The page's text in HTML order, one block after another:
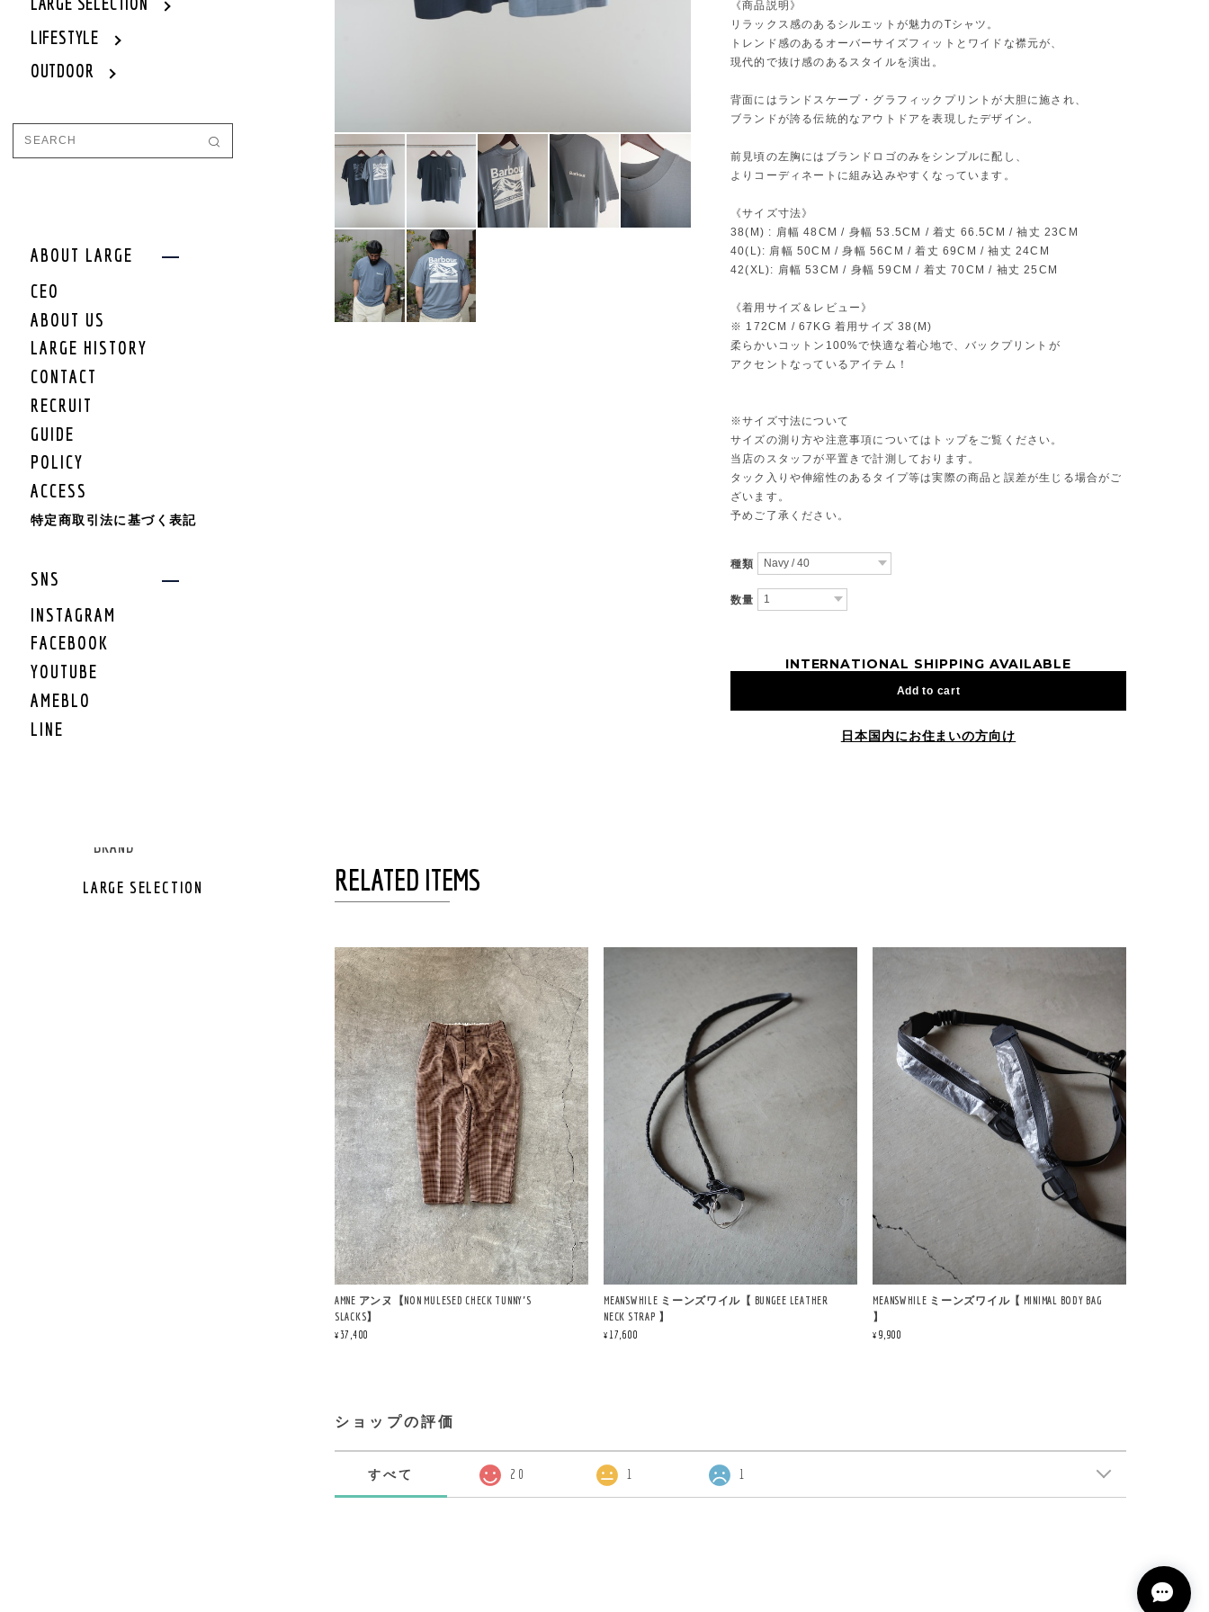
《商品説明》
リラックス感のあるシルエットが魅力のTシャツ。
トレンド感のあるオーバーサイズフィットとワイドな襟元が、
現代的で抜け感のあるスタイルを演出。
背面にはランドスケープ・グラフィックプリントが大胆に施され、
ブランドが誇る伝統的なアウトドアを表現したデザイン。
前見頃の左胸にはブランドロゴのみをシンプルに配し、
よりコーディネートに組み込みやすくなっています。
《サイズ寸法》
38(M) : 肩幅 48CM / 身幅 53.5CM / 着丈 66.5CM / 袖丈 23CM
40(L): 肩幅 50CM / 身幅 56CM / 着丈 69CM / 袖丈 24CM
42(XL): 肩幅 53CM / 身幅 59CM / 着丈 70CM / 袖丈 25CM
《着用サイズ＆レビュー》
※ 172CM / 67KG 着用サイズ 38(M)
柔らかいコットン100%で快適な着心地で、バックプリントが
アクセントなっているアイテム！
※サイズ寸法について
サイズの測り方や注意事項についてはトップをご覧ください。
当店のスタッフが平置きで計測しております。
タック入りや伸縮性のあるタイプ等は実際の商品と誤差が生じる場合がご
ざいます。
予めご了承ください。
種類
数量
INTERNATIONAL SHIPPING AVAILABLE
Add to cart
日本国内にお住まいの方向け
RELATED ITEMS
AMNE アンヌ【NON MULESED CHECK TUNNY'S
SLACKS】
¥37,400
MEANSWHILE ミーンズワイル【 BUNGEE LEATHER
NECK STRAP 】
¥17,600
MEANSWHILE ミーンズワイル【 MINIMAL BODY BAG
】
¥9,900
ショップの評価
すべて 20 1 1
WOMEN TOPS
WOMEN ONE PIECE
WOMEN CAP/HAT
WOMEN SHOES
WOMEN OTHER
WOMEN BRAND
KIDS OUTER
KIDS TOPS
KIDS BOTTOMS
KIDS CAP/HAT
KIDS BAG
KIDS ACCESSORY
KIDS GOODS
KIDS ROMPERS
KIDS BRAND
LIFESTYLE
GEAR TARP/TENT
GEAR MAT
GEAR BRAND
LARGE SELECTION
LIFESTYLE
OUTDOOR
ABOUT LARGE
CEO
ABOUT US
LARGE HISTORY
CONTACT
RECRUIT
GUIDE
POLICY
ACCESS
特定商取引法に基づく表記
SNS
INSTAGRAM
FACEBOOK
YOUTUBE
AMEBLO
LINE